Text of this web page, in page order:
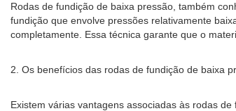
Rodas de fundição de baixa pressão, também
fundição que envolve pressões relativamente
completamente. Essa técnica garante que o
2. Os benefícios das rodas de fundição de baixa
Existem várias vantagens associadas às rodas